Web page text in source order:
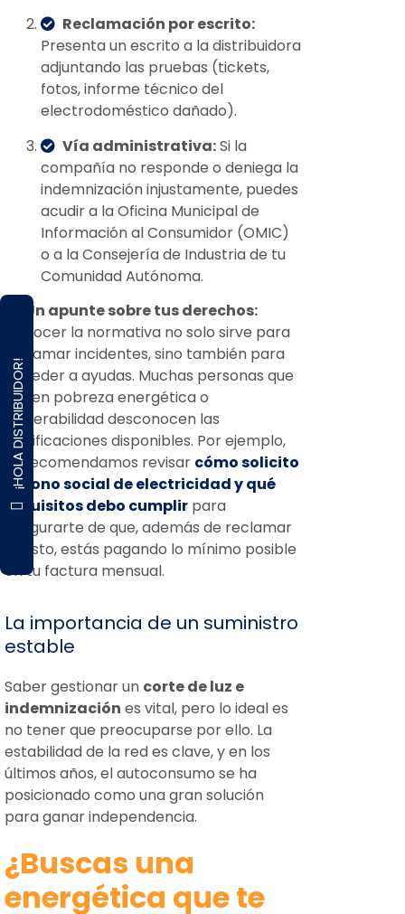
¡HOLA DISTRIBUIDOR!
Reclamación por escrito:
Presenta un escrito a la distribuidora
adjuntando las pruebas (tickets,
fotos, informe técnico del
electrodoméstico dañado).
Vía administrativa:Si la
compañía no responde o deniega la
indemnización injustamente, puedes
acudir a la Oficina Municipal de
Información al Consumidor (OMIC)
o a la Consejería de Industria de tu
Comunidad Autónoma.
Un apunte sobre tus derechos:
Conocer la normativa no solo sirve para
reclamar incidentes, sino también para
acceder a ayudas. Muchas personas que
sufren pobreza energética o
vulnerabilidad desconocen las
bonificaciones disponibles. Por ejemplo,
te recomendamos revisar cómo solicito
el bono social de electricidad y qué
requisitos debo cumplir para
asegurarte de que, además de reclamar
lo justo, estás pagando lo mínimo posible
en tu factura mensual.
La importancia de un suministro
estable
Saber gestionar un corte de luz e
indemnización es vital, pero lo ideal es
no tener que preocuparse por ello. La
estabilidad de la red es clave, y en los
últimos años, el autoconsumo se ha
posicionado como una gran solución
para ganar independencia.
¿Buscas una
energética que te